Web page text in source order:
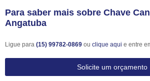
Para saber mais sobre Chave
Angatuba
Ligue para (15) 99782-0869 ou clique aqui e entre
Solicite um orçamento